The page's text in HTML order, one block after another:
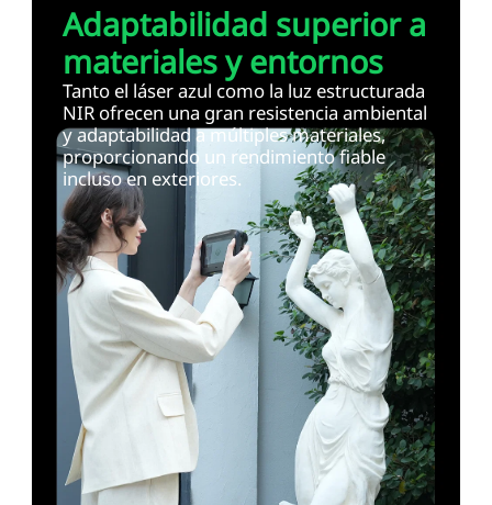
Adaptabilidad superior a
materiales y entornos
Tanto el láser azul como la luz estructurada
NIR ofrecen una gran resistencia ambiental
y adaptabilidad a múltiples materiales,
proporcionando un rendimiento fiable
incluso en exteriores.